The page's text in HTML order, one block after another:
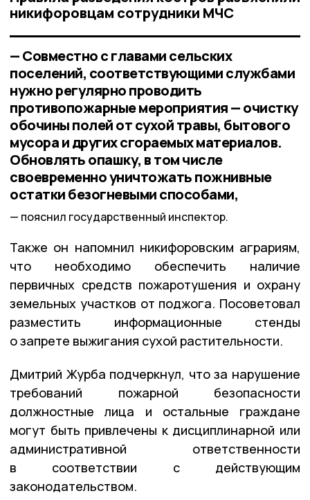
никифоровцам сотрудники МЧС
— Совместно с главами сельских
поселений, соответствующими службами
нужно регулярно проводить
противопожарные мероприятия — очистку
обочины полей от сухой травы, бытового
мусора и других сгораемых материалов.
Обновлять опашку, в том числе
своевременно уничтожать пожнивные
остатки безогневыми способами,
пояснил государственный инспектор.
Также он напомнил никифоровским аграриям,
что необходимо обеспечить наличие
первичных средств пожаротушения и охрану
земельных участков от поджога. Посоветовал
разместить информационные стенды
о запрете выжигания сухой растительности.
Дмитрий Журба подчеркнул, что за нарушение
требований пожарной безопасности
должностные лица и остальные граждане
могут быть привлечены к дисциплинарной или
административной ответственности
в соответствии с действующим
законодательством.